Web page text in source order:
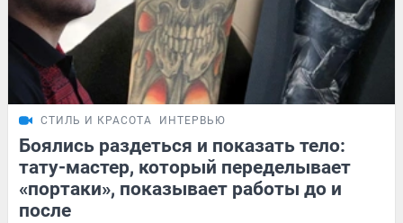
СТИЛЬ И КРАСОТА ИНТЕРВЬЮ
Боялись раздеться и показать тело:
тату-мастер, который переделывает
«портаки», показывает работы до и
после